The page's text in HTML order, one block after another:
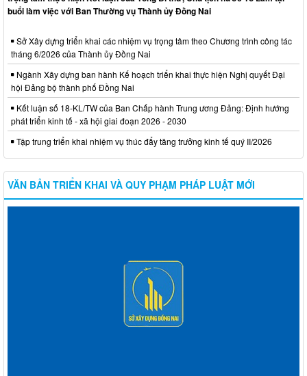
buổi làm việc với Ban Thường vụ Thành ủy Đồng Nai
Sở Xây dựng triển khai các nhiệm vụ trọng tâm theo Chương trình công tác
tháng 6/2026 của Thành ủy Đồng Nai
Ngành Xây dựng ban hành Kế hoạch triển khai thực hiện Nghị quyết Đại
hội Đảng bộ thành phố Đồng Nai
Kết luận số 18-KL/TW của Ban Chấp hành Trung ương Đảng: Định hướng
phát triển kinh tế - xã hội giai đoạn 2026 - 2030
Tập trung triển khai nhiệm vụ thúc đẩy tăng trưởng kinh tế quý II/2026
VĂN BẢN TRIỂN KHAI VÀ QUY PHẠM PHÁP LUẬT MỚI